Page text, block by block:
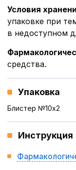
Условия
упаковке при
в недоступном
средства.
Упаковка
Блистер №10x2
Инструкция